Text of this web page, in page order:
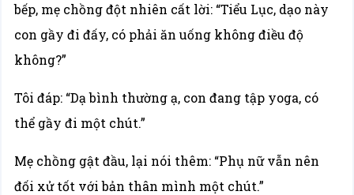
bếp, mẹ chồng đột nhiên cất lời: “Tiểu Lục, dạo này
con gầy đi đấy, có phải ăn uống không điều độ
không?”
Tôi đáp: “Dạ bình thường ạ, con đang tập yoga, có
thể gầy đi một chút.”
Mẹ chồng gật đầu, lại nói thêm: “Phụ nữ vẫn nên
đối xử tốt với bản thân mình một chút.”